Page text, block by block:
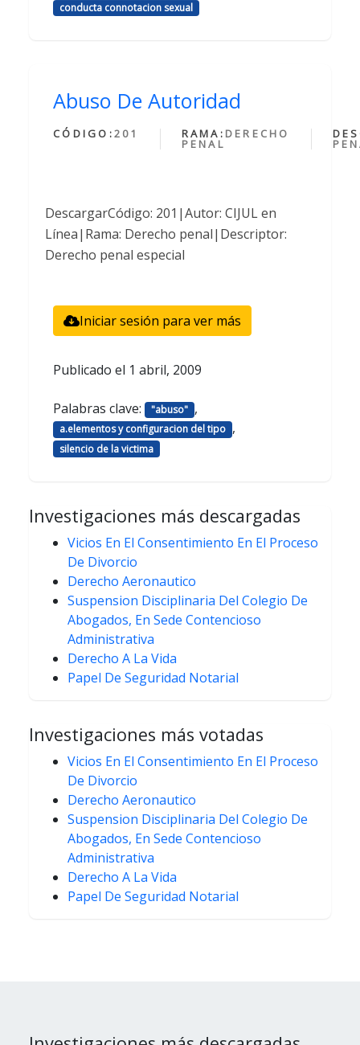
conducta connotacion sexual
Abuso De Autoridad
CÓDIGO:201 RAMA: DERECHO
PENAL
DescargarCódigo: 201|Autor: CIJUL en
Línea|Rama: Derecho penal|Descriptor:
Derecho penal especial
Iniciar sesión para ver más
Publicado el 1 abril, 2009
Palabras clave: "abuso" ,
a.elementos y configuracion del tipo ,
silencio de la victima
Investigaciones más descargadas
Vicios En El Consentimiento En El Proceso
De Divorcio
Derecho Aeronautico
Suspension Disciplinaria Del Colegio De
Abogados, En Sede Contencioso
Administrativa
Derecho A La Vida
Papel De Seguridad Notarial
Investigaciones más votadas
Vicios En El Consentimiento En El Proceso
De Divorcio
Derecho Aeronautico
Suspension Disciplinaria Del Colegio De
Abogados, En Sede Contencioso
Administrativa
Derecho A La Vida
Papel De Seguridad Notarial